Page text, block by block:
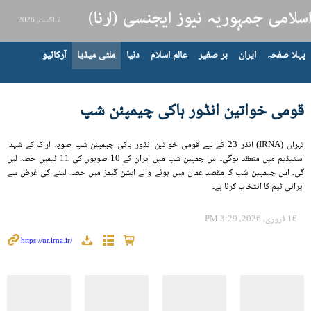
7 اگست، 2026
پہلا صفحہ ایران بر صغیر عالم اسلام دنیا ملٹی میڈیا آرکائیو
قومی خواتین انڈور ہاکی چیمپئن شپ
تہران (IRNA) انڈر 23 کے لیے قومی خواتین انڈور ہاکی چیمپئن شپ صوبہ اراک کے شہدا
اسٹیڈیم میں منعقد ہوگی۔ اس چمپین شپ میں ایران کے 10 صوبوں کی 11 ٹیمیں حصہ لیں
گی۔ اس چیمپین شپ کا مقصد عمان میں ہونے والے ایشن گیمز میں حصہ لینے کی غرض سے
ایرانی ٹیم کا انتخاب کرنا ہے۔
16 فروری، 2026، 3:29 PM